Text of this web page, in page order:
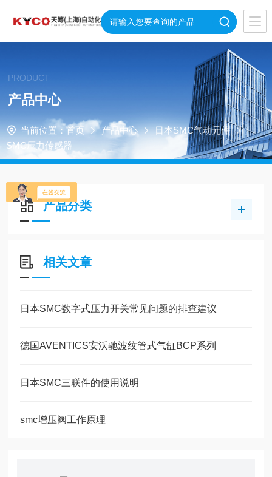
PRODUCT
产品中心
当前位置： 首页 产品中心
日本SMC气动元件
SMC压力传感器
产品分类
相关文章
日本SMC数字式压力开关常见问题的排查建议
德国AVENTICS安沃驰波纹管式气缸BCP系列
日本SMC三联件的使用说明
smc增压阀工作原理